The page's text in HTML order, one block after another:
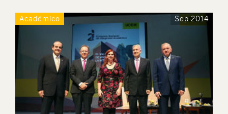
Académico Sep 2014